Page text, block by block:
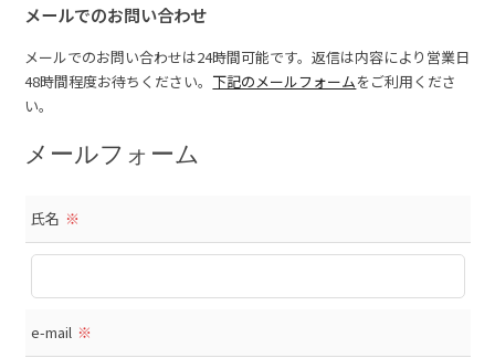
メールでのお問い合わせ
メールでのお問い合わせは24時間可能です。返信は内容により営業日
48時間程度お待ちください。 下記のメールフォームをご利用くださ
い。
メールフォーム
氏名 ※
e-mail ※